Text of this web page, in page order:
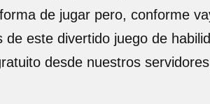
de jugar pero, conforme
este divertido juego de
desde nuestros